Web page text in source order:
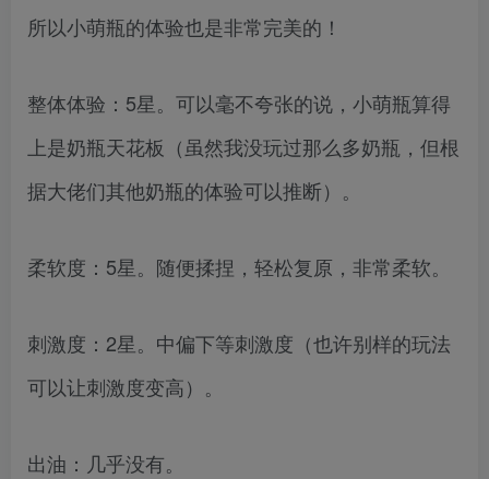
所以小萌瓶的体验也是非常完美的！
整体体验：5星。可以毫不夸张的说，小萌瓶算得
上是奶瓶天花板（虽然我没玩过那么多奶瓶，但根
据大佬们其他奶瓶的体验可以推断）。
柔软度：5星。随便揉捏，轻松复原，非常柔软。
刺激度：2星。中偏下等刺激度（也许别样的玩法
可以让刺激度变高）。
出油：几乎没有。